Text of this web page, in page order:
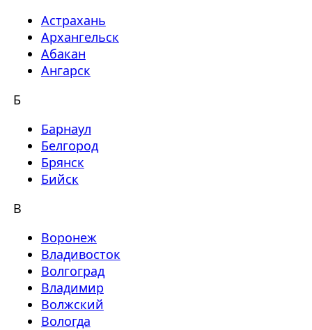
Астрахань
Архангельск
Абакан
Ангарск
Б
Барнаул
Белгород
Брянск
Бийск
В
Воронеж
Владивосток
Волгоград
Владимир
Волжский
Вологда